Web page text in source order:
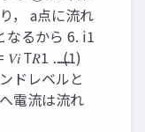
， a点に流れ
なるから 6. i1
Τ𝑅1 ⋯ ⋯ ⋯ (1)
ドレベルと
電流は流れ